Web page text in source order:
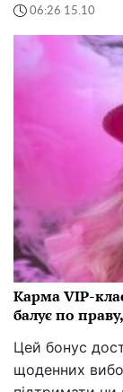
06:26 15.10
Карма VIP-
балує по
Цей бонус
щоденних